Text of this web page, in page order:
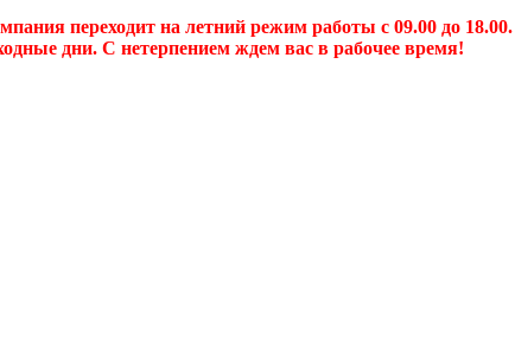
переходит на летний режим работы с 09.00 до 18.00.
дни. С нетерпением ждем вас в рабочее время!